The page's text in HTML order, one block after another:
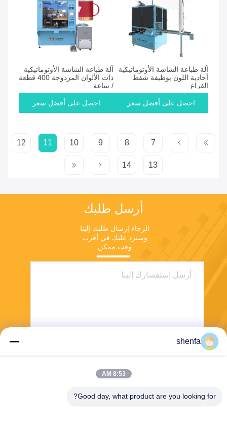
آلة طباعة الشاشة الأوتوماتيكية
أحادية اللون بوظيفة شفط
الفراغ
احصل على أفضل سعر
آلة طباعة الشاشة الأوتوماتيكية
ذات الألوان المزدوجة 400 قطعة
/ ساعة
احصل على أفضل سعر
7
8
9
10
11
12
13
14
أرسل طلبك
وقت ممكن.
shenfa
8:53 AM
Good day, what product are you looking for?